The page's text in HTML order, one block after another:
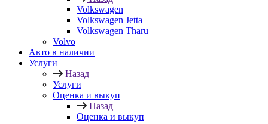
Volkswagen
Volkswagen Jetta
Volkswagen Tharu
Volvo
Авто в наличии
Услуги
Назад
Услуги
Оценка и выкуп
Назад
Оценка и выкуп